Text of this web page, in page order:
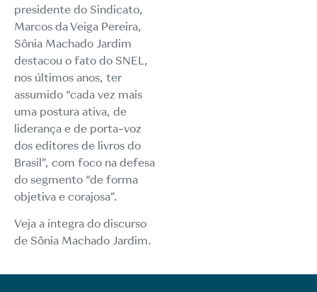
presidente do Sindicato,
Marcos da Veiga Pereira,
Sônia Machado Jardim
destacou o fato do SNEL,
nos últimos anos, ter
assumido “cada vez mais
uma postura ativa, de
liderança e de porta-voz
dos editores de livros do
Brasil”, com foco na defesa
do segmento “de forma
objetiva e corajosa”.
Veja a íntegra do discurso
de Sônia Machado Jardim.